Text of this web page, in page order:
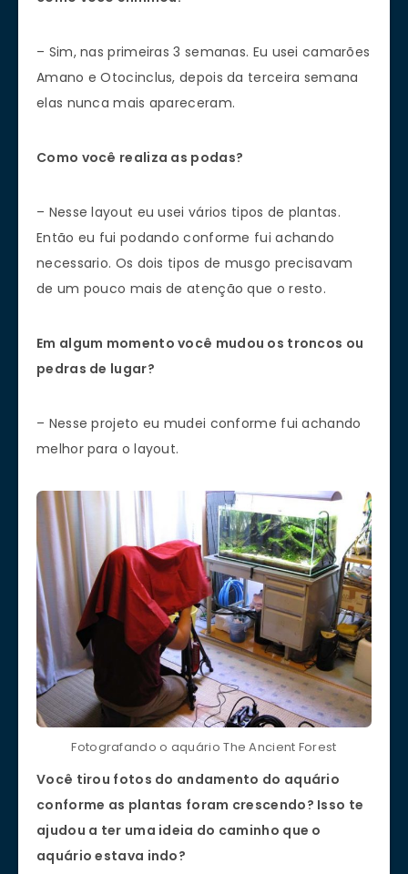
– Sim, nas primeiras 3 semanas. Eu usei camarões
Amano e Otocinclus, depois da terceira semana
elas nunca mais apareceram.
Como você realiza as podas?
– Nesse layout eu usei vários tipos de plantas.
Então eu fui podando conforme fui achando
necessario. Os dois tipos de musgo precisavam
de um pouco mais de atenção que o resto.
Em algum momento você mudou os troncos ou
pedras de lugar?
– Nesse projeto eu mudei conforme fui achando
melhor para o layout.
Fotografando o aquário The Ancient Forest
Você tirou fotos do andamento do aquário
conforme as plantas foram crescendo? Isso te
ajudou a ter uma ideia do caminho que o
aquário estava indo?